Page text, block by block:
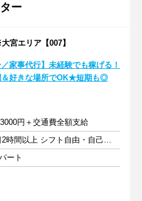
ー
宮エリア【007】
／家事代行】未経験でも稼げる！
＆好きな場所でOK★短期も◎
円＋交通費全額支給
週1日以上 1日2時間以上 シフト自由・自己申告
ート